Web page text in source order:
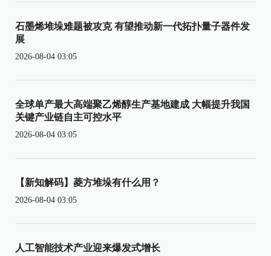
石墨烯堆垛难题被攻克 有望推动新一代拓扑量子器件发
展
2026-08-04 03:05
全球单产最大高端聚乙烯醇生产基地建成 大幅提升我国
关键产业链自主可控水平
2026-08-04 03:05
【新知解码】菱方堆垛有什么用？
2026-08-04 03:05
人工智能技术产业迎来爆发式增长